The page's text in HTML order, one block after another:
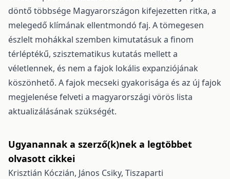
döntő többsége Magyarországon kifejezet­ten ritka, a
melegedő klímának ellentmondó faj. A tömegesen
észlelt mohákkal szemben kimutatásuk a finom
térléptékű, szisztematikus kutatás mellett a
véletlennek, és nem a fajok lokális expanziójának
köszönhető. A fajok mecseki gyakorisága és az új fajok
megjelenése felveti a magyarországi vörös lista
aktualizálásának szükségét.
Ugyanannak a szerző(k)nek a legtöbbet
olvasott cikkei
Krisztián Kóczián, János Csiky, Tiszaparti